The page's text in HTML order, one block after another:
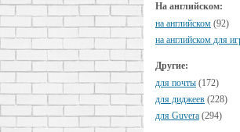
На английском:
на английском (92)
на английском для
Другие:
для почты (172)
для диджеев (228)
для Guvera (294)